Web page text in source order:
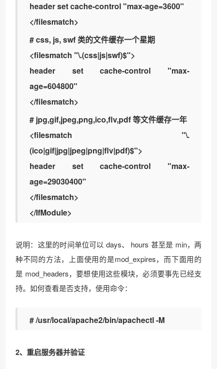
header set cache-control "max-age=3600"
</filesmatch>
# css, js, swf 类的文件缓存一个星期
<filesmatch "\.(css|js|swf)$">
header set cache-control "max-
age=604800"
</filesmatch>
# jpg,gif,jpeg,png,ico,flv,pdf 等文件缓存一年
<filesmatch "\.
(ico|gif|jpg|jpeg|png|flv|pdf)$">
header set cache-control "max-
age=29030400"
</filesmatch>
</IfModule>
说明：这里的时间单位可以 days、 hours 甚至是 min，两
种不同的方法，上面使用的是mod_expires，而下面用的
是 mod_headers，要想使用这些模块，必须要事先已经支
持。如何查看是否支持，使用命令：
# /usr/local/apache2/bin/apachectl -M
2、重启服务器并验证